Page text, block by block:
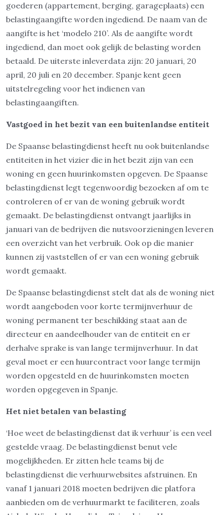
goederen (appartement, berging, garageplaats) een
belastingaangifte worden ingediend. De naam van de
aangifte is het ‘modelo 210’. Als de aangifte wordt
ingediend, dan moet ook gelijk de belasting worden
betaald. De uiterste inleverdata zijn: 20 januari, 20
april, 20 juli en 20 december. Spanje kent geen
uitstelregeling voor het indienen van
belastingaangiften.
Vastgoed in het bezit van een buitenlandse entiteit
De Spaanse belastingdienst heeft nu ook buitenlandse
entiteiten in het vizier die in het bezit zijn van een
woning en geen huurinkomsten opgeven. De Spaanse
belastingdienst legt tegenwoordig bezoeken af om te
controleren of er van de woning gebruik wordt
gemaakt. De belastingdienst ontvangt jaarlijks in
januari van de bedrijven die nutsvoorzieningen leveren
een overzicht van het verbruik. Ook op die manier
kunnen zij vaststellen of er van een woning gebruik
wordt gemaakt.
De Spaanse belastingdienst stelt dat als de woning niet
wordt aangeboden voor korte termijnverhuur de
woning permanent ter beschikking staat aan de
directeur en aandeelhouder van de entiteit en er
derhalve sprake is van lange termijnverhuur. In dat
geval moet er een huurcontract voor lange termijn
worden opgesteld en de huurinkomsten moeten
worden opgegeven in Spanje.
Het niet betalen van belasting
‘Hoe weet de belastingdienst dat ik verhuur’ is een veel
gestelde vraag. De belastingdienst benut vele
mogelijkheden. Er zitten hele teams bij de
belastingdienst die verhuurwebsites afstruinen. En
vanaf 1 januari 2018 moeten bedrijven die platfora
aanbieden om de verhuurmarkt te faciliteren, zoals